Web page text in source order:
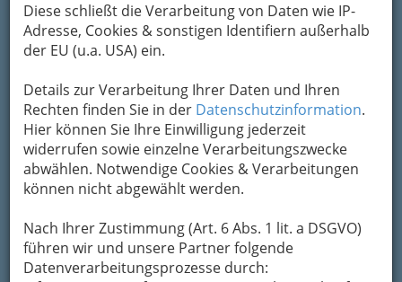
Diese schließt die Verarbeitung von Daten wie IP-
Adresse, Cookies & sonstigen Identifiern außerhalb
der EU (u.a. USA) ein.
Details zur Verarbeitung Ihrer Daten und Ihren
Rechten finden Sie in der Datenschutzinformation.
Hier können Sie Ihre Einwilligung jederzeit
widerrufen sowie einzelne Verarbeitungszwecke
abwählen. Notwendige Cookies & Verarbeitungen
können nicht abgewählt werden.
Nach Ihrer Zustimmung (Art. 6 Abs. 1 lit. a DSGVO)
führen wir und unsere Partner folgende
Datenverarbeitungsprozesse durch:
Adresse mit Google Maps anschauen
Kontaktaufnahme
Um die Info-Graz Firmenvor Spam-Mails zu
bewahren, verwenden wir an dieser Stelle zur
Übermittlung Ihrer Nachricht ein sicheres
Formular. Ihre Nachricht wird nach dem
Unternehmen MUSIC MEN aus Großhöflein
weitergeleitet.
Mein Name